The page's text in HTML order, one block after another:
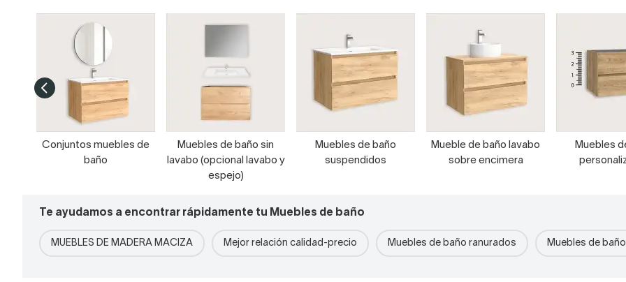
Conjuntos muebles de
baño
Muebles de baño sin
lavabo (opcional lavabo y
espejo)
Muebles de baño
suspendidos
Mueble de baño lavabo
sobre encimera
Muebles
Te ayudamos a encontrar rápidamente tu Muebles de baño
MUEBLES DE MADERA MACIZA Mejor relación calidad-precio Muebles de baño ranurados Muebles de